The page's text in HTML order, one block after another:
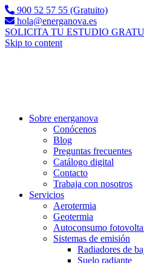
900 52 57 55 (Gratuito)
hola@energanova.es
SOLICITA TU ESTUDIO
Skip to content
Sobre energanova
Conócenos
Blog
Preguntas frecuentes
Catálogo digital
Contacto
Trabaja con nosotros
Servicios
Aerotermia
Geotermia
Autoconsumo
Sistemas de emisión
Radiadores de
Suelo radiante